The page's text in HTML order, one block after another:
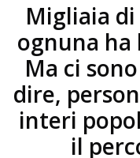
Migliaia
ognuna ha
Ma ci
dire,
interi
il